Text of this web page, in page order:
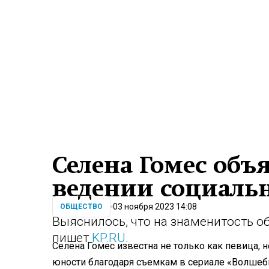
Селена Гомес
ведении
ОБЩЕСТВО 03 ноября 2023 14:08
Выяснилось, что на знаменитость
пишет KP.RU.
Селена Гомес известна не только как певица,
юности благодаря съемкам в сериале